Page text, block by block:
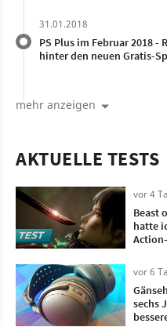
31.01.2018
PS Plus im Februar 2018 -
hinter den neuen Gratis-
mehr anzeigen
AKTUELLE TESTS
vor 4
Beast
hatte
vorbei
vor 6
sechs